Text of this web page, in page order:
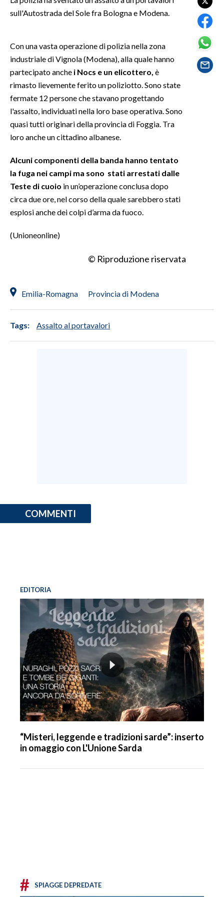
GOSSIP
SALUTE
SARDI NEL MONDO
NOTIZIE
#CARAUNIONE
3 MINUTI CON
NECROLOGI
SPIAGGE
sull'Autostrada del Sole fra Bologna e Modena.
Con una vasta operazione di polizia nella zona
industriale di Vignola (Modena), alla quale hanno
partecipato anche i Nocs e un elicottero, è
rimasto lievemente ferito un poliziotto. Sono state
fermate 12 persone che stavano progettando
l'assalto, individuati nella loro base operativa. Sono
quasi tutti originari della provincia di Foggia. Tra
loro anche un cittadino albanese.
Alcuni componenti della banda hanno tentato
la fuga nei campi ma sono stati arrestati dalle
Teste di cuoio in un’operazione conclusa dopo
circa due ore, nel corso della quale sarebbero stati
esplosi anche dei colpi d’arma da fuoco.
(Unioneonline)
© Riproduzione riservata
Emilia-Romagna Provincia di Modena
Tags: Assalto al portavalori
COMMENTI
EDITORIA
“Misteri, leggende e tradizioni sarde”: inserto
in omaggio con L'Unione Sarda
# SPIAGGE DEPREDATE